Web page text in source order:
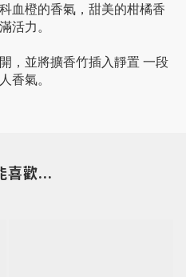
血橙的香氣 ，甜美的柑橘香
活力 。
，並將擴香竹插入靜置 一段
香氣。
喜歡...